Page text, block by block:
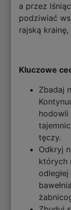
a przez
podziwiać
rajską
Kluczowe
Zbadaj
tęczy.
Odkryj
których